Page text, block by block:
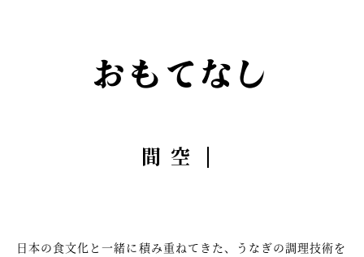
おもてなし
空間
日本の食文化と一緒に積み重ねてきた、うなぎの調理技術を